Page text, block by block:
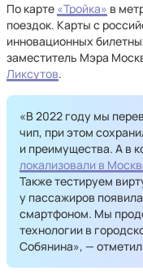
По карте «Тройка» в
поездок. Карты с
инновационных
заместитель Мэра
Ликсутов.
«В 2022 году мы
чип, при этом
и преимущества. А в
локализовали в
Также тестируем
у пассажиров
смартфоном. Мы
технологии в
Собянина», —